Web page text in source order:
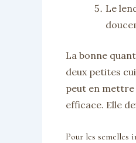
Le
La bonne
deux petites
peut en mettre
efficace. Elle
Pour les semelles